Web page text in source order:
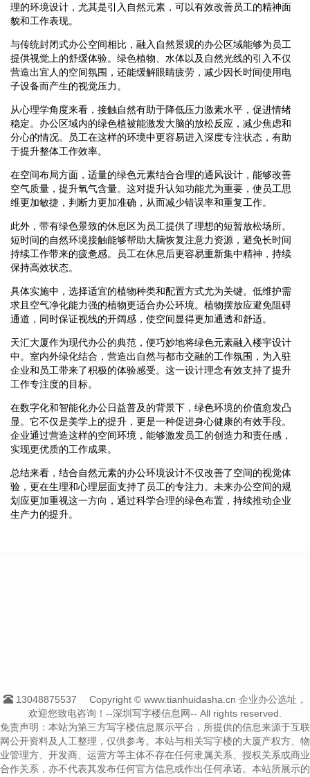
理的环境设计，尤其是引入自然元素，可以有效改善员工的精神面
貌和工作表现。
与传统封闭式办公空间相比，融入自然景观的办公区域能够为员工
提供视觉上的舒缓体验。绿色植物、水体以及自然光线的引入不仅
营造出宜人的空间氛围，还能缓解眼睛疲劳，减少因长时间使用电
子设备而产生的视觉压力。
从心理学角度来看，接触自然有助于降低压力激素水平，促进情绪
稳定。办公区域内的绿色植被能激发大脑的放松反应，减少焦虑和
分心的情况。员工在这样的环境中更容易进入深度专注状态，有助
于提升整体工作效率。
在空间布局方面，适量的绿色元素结合合理的通风设计，能够改善
空气质量，提升氧气含量。这对提升认知功能尤为重要，使员工思
维更加敏捷，判断力更加准确，从而减少错误率和重复工作。
此外，带有绿色景致的休息区为员工提供了理想的短暂放松场所。
短时间的自然环境接触能够帮助大脑恢复注意力资源，避免长时间
持续工作带来的疲惫感。员工在休息后更容易重新集中精神，持续
保持高效状态。
具体实施中，选择适宜的植物种类和配置方式尤为关键。低维护需
求且空气净化能力强的植物更适合办公环境。植物摆放应避免阻碍
通道，同时保证视线的开阔感，使空间显得更加通透和舒适。
天汇大厦作为现代办公的典范，便巧妙地将绿色元素融入楼宇设计
中。室内外绿化结合，营造出自然与都市交融的工作氛围，为入驻
企业和员工带来了积极的体验感受。这一设计理念有效支持了提升
工作专注度的目标。
在数字化和智能化办公日益普及的背景下，绿色环境的价值愈发凸
显。它不仅是美学上的提升，更是一种促进身心健康的有效手段。
企业通过营造这样的空间环境，能够激发员工的创造力和责任感，
实现更优质的工作成果。
总结来看，结合自然元素的办公环境设计不仅改善了空间的视觉体
验，更在生理和心理层面支持了员工的专注力。未来办公空间的规
划应更加重视这一方向，通过科学合理的绿色布置，持续推动企业
生产力的提升。
13048875537
Copyright © www.tianhuidasha.cn 企业办公选址，
欢迎您致电咨询！--深圳写字楼信息网-- All rights reserved.
免责声明：本站为第三方写字楼信息展示平台，所提供的信息来源于互联
网公开资料及人工整理，仅供参考。本站与相关写字楼的大厦产权方、物
业管理方、开发商、运营方等主体不存在任何隶属关系、授权关系或商业
合作关系，亦不代表其发布任何官方信息或作出任何承诺。本站所展示的